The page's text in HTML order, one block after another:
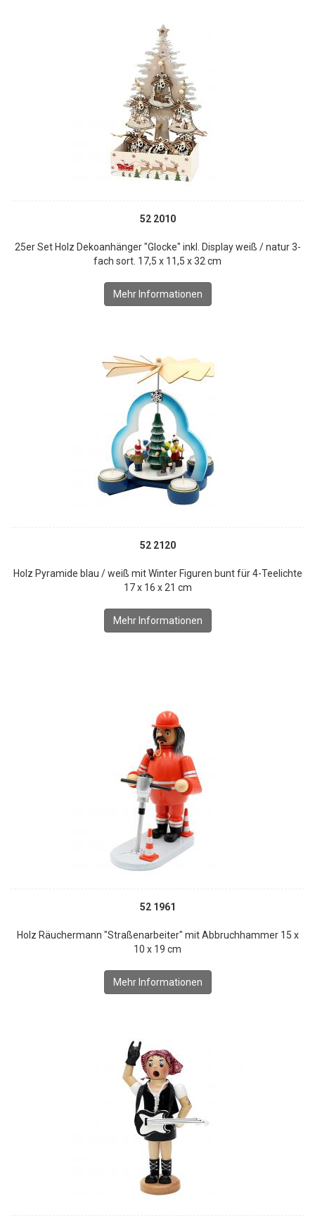
52 2010
25er Set Holz Dekoanhänger "Glocke" inkl. Display weiß / natur 3-
fach sort. 17,5 x 11,5 x 32 cm
Mehr Informationen
52 2120
Holz Pyramide blau / weiß mit Winter Figuren bunt für 4-Teelichte
17 x 16 x 21 cm
Mehr Informationen
52 1961
Holz Räuchermann "Straßenarbeiter" mit Abbruchhammer 15 x
10 x 19 cm
Mehr Informationen